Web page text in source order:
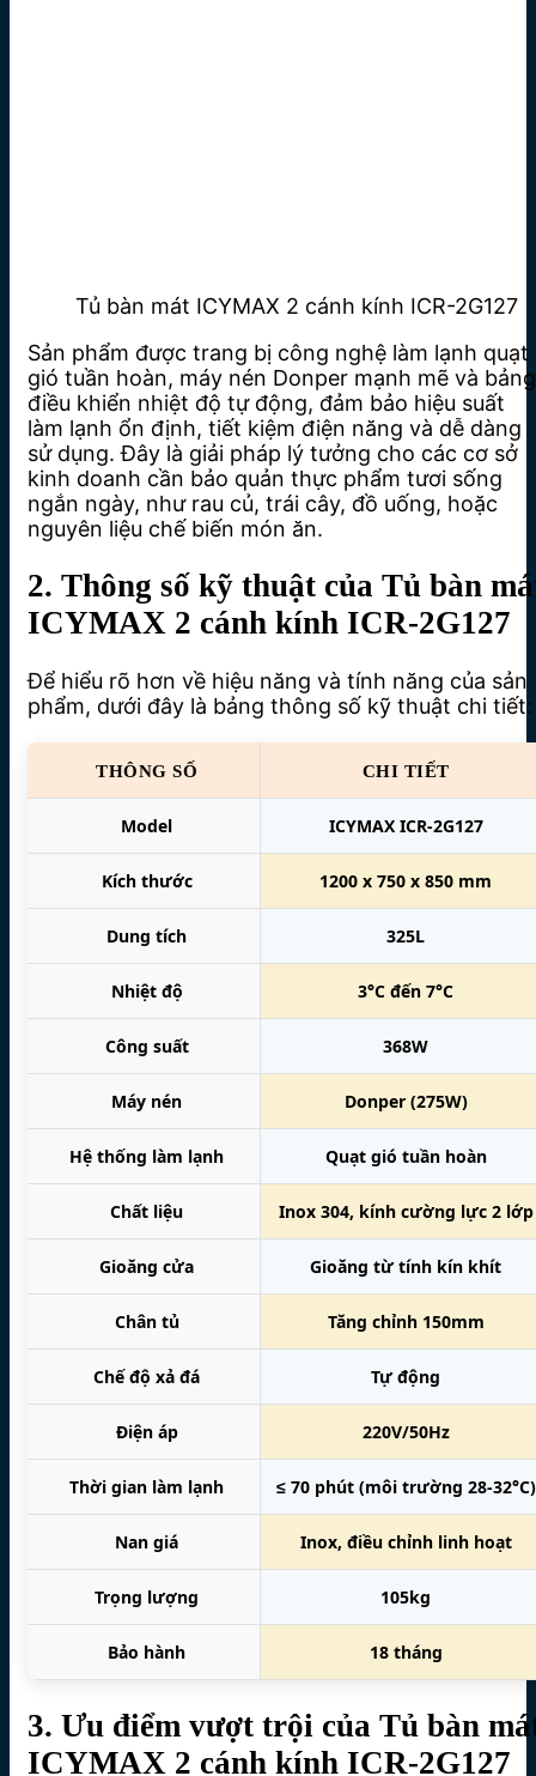
Tủ bàn mát ICYMAX 2 cánh kính ICR-2G127
Sản phẩm được trang bị công nghệ làm lạnh quạt
gió tuần hoàn, máy nén Donper mạnh mẽ và bảng
điều khiển nhiệt độ tự động, đảm bảo hiệu suất
làm lạnh ổn định, tiết kiệm điện năng và dễ dàng
sử dụng. Đây là giải pháp lý tưởng cho các cơ sở
kinh doanh cần bảo quản thực phẩm tươi sống
ngắn ngày, như rau củ, trái cây, đồ uống, hoặc
nguyên liệu chế biến món ăn.
2. Thông số kỹ thuật của Tủ bàn
ICYMAX 2 cánh kính ICR-2G127
Để hiểu rõ hơn về hiệu năng và tính năng của sản
phẩm, dưới đây là bảng thông số kỹ thuật chi tiết:
THÔNG SỐ CHI TIẾT
Model ICYMAX ICR-2G127
Kích thước 1200 x 750 x 850 mm
Dung tích 325L
Nhiệt độ 3°C đến 7°C
Công suất 368W
Máy nén Donper (275W)
Hệ thống làm lạnh Quạt gió tuần hoàn
Chất liệu Inox 304, kính cường lực 2 lớp
Gioăng cửa Gioăng từ tính kín khít
Chân tủ Tăng chỉnh 150mm
Chế độ xả đá Tự động
Điện áp 220V/50Hz
Thời gian làm lạnh ≤ 70 phút (môi trường 28-32°C)
Nan giá Inox, điều chỉnh linh hoạt
Trọng lượng 105kg
Bảo hành 18 tháng
3. Ưu điểm vượt trội của Tủ bàn
ICYMAX 2 cánh kính ICR-2G127